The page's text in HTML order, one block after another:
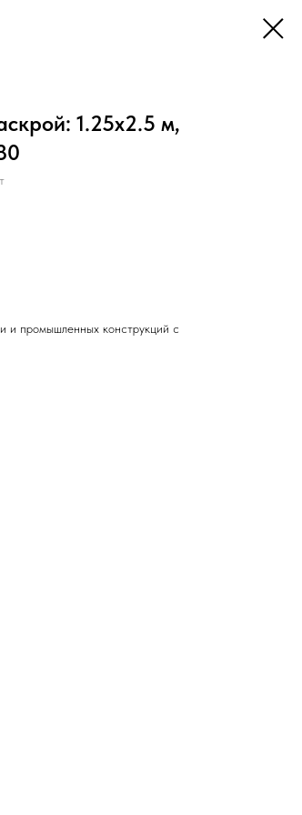
1.25х2.5 м,
и промышленных конструкций с